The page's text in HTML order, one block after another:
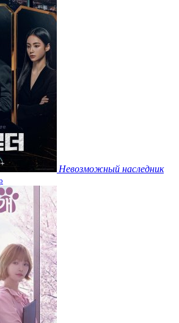
Невозможный наследник